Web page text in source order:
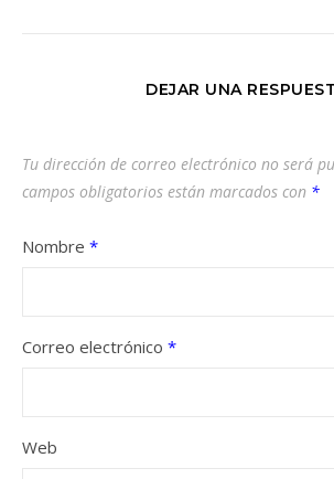
DEJAR UNA
Tu dirección de correo electrónico no será
campos obligatorios están marcados con *
Nombre *
Correo electrónico *
Web